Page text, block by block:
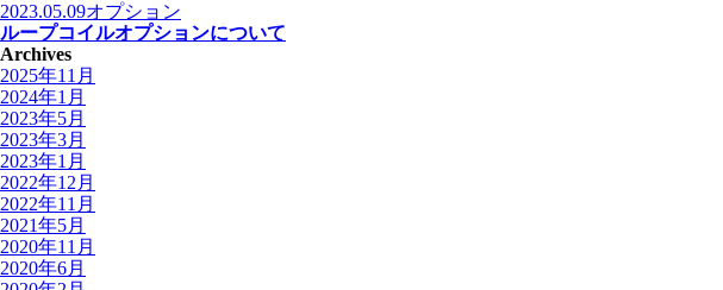
2023.05.09オプション
ループコイルオプションについて
Archives
2025年11月
2024年1月
2023年5月
2023年3月
2023年1月
2022年12月
2022年11月
2021年5月
2020年11月
2020年6月